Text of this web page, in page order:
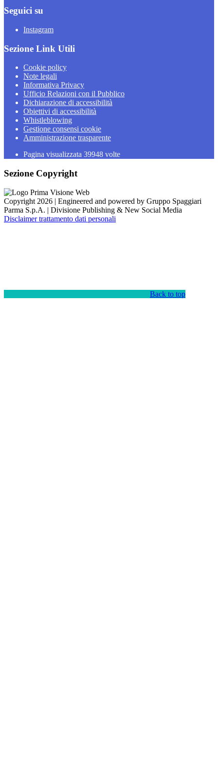
Seguici su
Instagram
Sezione Link Utili
Cookie policy
Note legali
Informativa Privacy
Ufficio Relazioni con il Pubblico
Dichiarazione di accessibilità
Obiettivi di accessibilità
Whistleblowing
Gestione consensi cookie
Amministrazione trasparente
Pagina visualizzata 39948 volte
Sezione Copyright
Copyright 2026 | Engineered and powered by Gruppo Spaggiari
Parma S.p.A. | Divisione Publishing & New Social Media
Disclaimer trattamento dati personali
Back to top